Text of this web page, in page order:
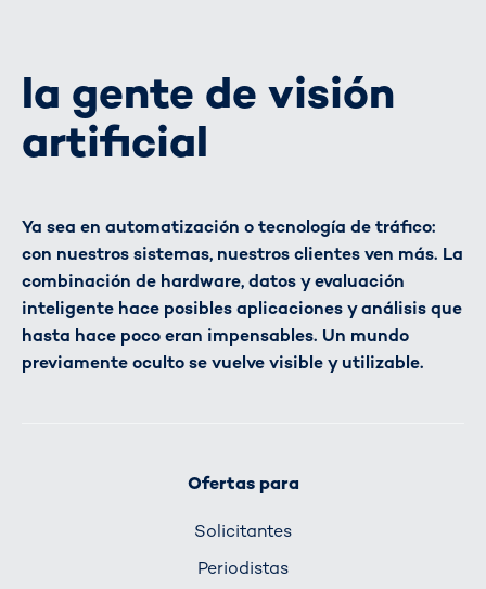
la gente de visión
artificial
Ya sea en automatización o tecnología de tráfico:
con nuestros sistemas, nuestros clientes ven más. La
combinación de hardware, datos y evaluación
inteligente hace posibles aplicaciones y análisis que
hasta hace poco eran impensables. Un mundo
previamente oculto se vuelve visible y utilizable.
Ofertas para
Solicitantes
Periodistas